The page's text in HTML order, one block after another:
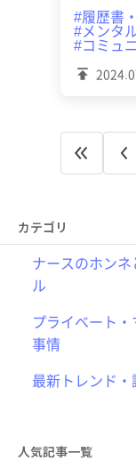
#履歴書
#メンタ
#コミュ
カテゴリ
ナースのホンネ
ル
プライベート・
事情
最新トレンド・
人気記事一覧